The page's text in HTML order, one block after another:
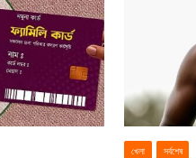
খেলা সর্বশেষ